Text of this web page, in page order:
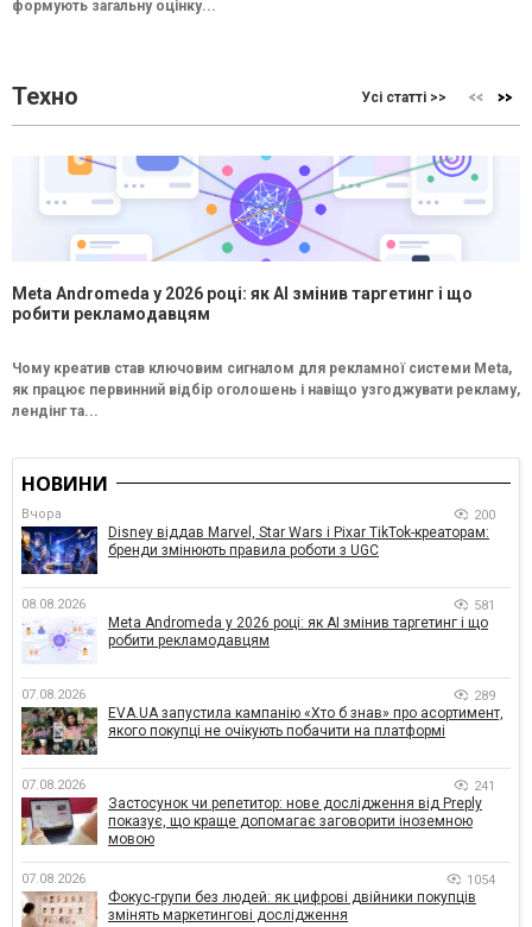
формують загальну оцінку...
Техно Усі статті >>
Meta Andromeda у 2026 році: як AI змінив таргетинг і що
робити рекламодавцям
Чому креатив став ключовим сигналом для рекламної системи Meta,
як працює первинний відбір оголошень і навіщо узгоджувати рекламу,
лендінг та...
НОВИНИ
Вчора 200
Disney віддав Marvel, Star Wars і Pixar TikTok-креаторам:
бренди змінюють правила роботи з UGC
08.08.2026 581
Meta Andromeda у 2026 році: як AI змінив таргетинг і що
робити рекламодавцям
07.08.2026 289
EVA.UA запустила кампанію «Хто б знав» про асортимент,
якого покупці не очікують побачити на платформі
07.08.2026 241
Застосунок чи репетитор: нове дослідження від Preply
показує, що краще допомагає заговорити іноземною
мовою
07.08.2026 1054
Фокус-групи без людей: як цифрові двійники покупців
змінять маркетингові дослідження